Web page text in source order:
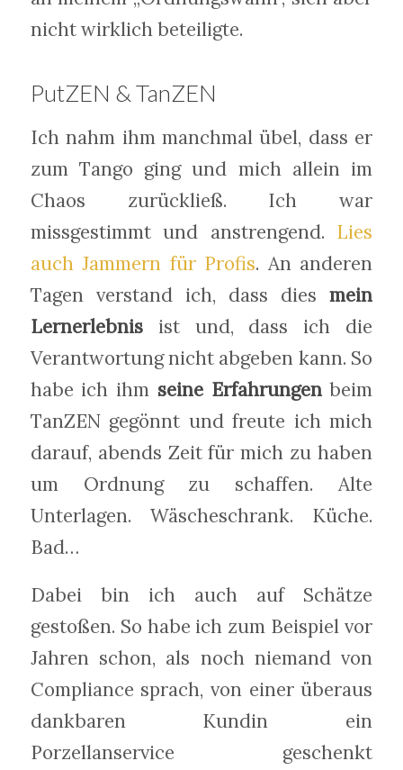
nicht wirklich beteiligte.
PutZEN & TanZEN
Ich nahm ihm manchmal übel, dass er
zum Tango ging und mich allein im
Chaos zurückließ. Ich war
missgestimmt und anstrengend. Lies
auch Jammern für Profis. An anderen
Tagen verstand ich, dass diesmein
Lernerlebnisist und, dass ich die
Verantwortung nicht abgeben kann. So
habe ich ihm seine Erfahrungenbeim
TanZEN gegönnt und freute ich mich
darauf, abends Zeit für mich zu haben
um Ordnung zu schaffen. Alte
Unterlagen. Wäscheschrank. Küche.
Bad…
Dabei bin ich auch auf Schätze
gestoßen. So habe ich zum Beispiel vor
Jahren schon, als noch niemand von
Compliance sprach, von einer überaus
dankbaren Kundin ein
Porzellanservice geschenkt